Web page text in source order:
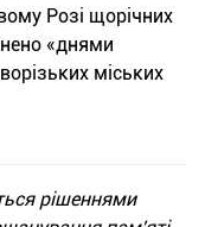
Розі щорічних
«днями
міських
рішеннями